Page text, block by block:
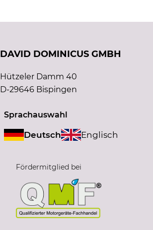
DAVID DOMINICUS GMBH
Hützeler Damm 40
D-29646 Bispingen
Sprachauswahl
Deutsch Englisch
Fördermitglied bei